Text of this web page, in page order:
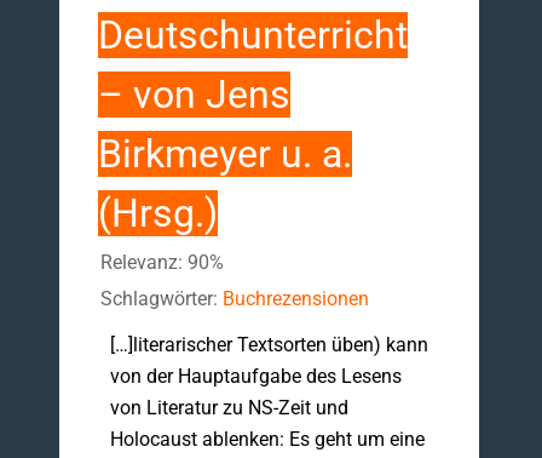
Deutschunterricht
– von Jens
Birkmeyer u. a.
(Hrsg.)
Relevanz: 90%
Schlagwörter: Buchrezensionen
[…]literarischer Textsorten üben) kann
von der Hauptaufgabe des Lesens
von Literatur zu NS-Zeit und
Holocaust ablenken: Es geht um eine